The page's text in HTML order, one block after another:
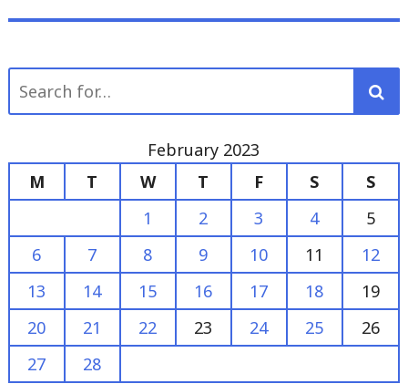
Search
1
2 3 4
5
6
7 8 9 10 11
12
13
14 15 16 17 18
19
20
21 22 23 24 25
26
27
28
« Jan Mar »